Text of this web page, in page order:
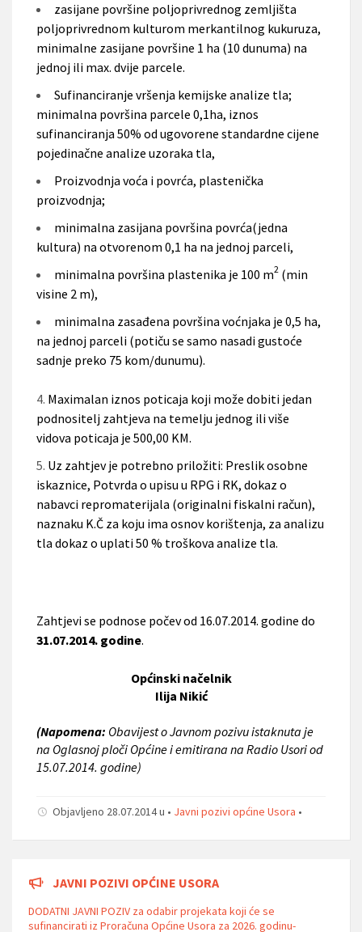
zasijane površine poljoprivrednog zemljišta
poljoprivrednom kulturom merkantilnog kukuruza,
minimalne zasijane površine 1 ha (10 dunuma) na
jednoj ili max. dvije parcele.
Sufinanciranje vršenja kemijske analize tla;
minimalna površina parcele 0,1ha, iznos
sufinanciranja 50% od ugovorene standardne cijene
pojedinačne analize uzoraka tla,
Proizvodnja voća i povrća, plastenička
proizvodnja;
minimalna zasijana površina povrća(jedna
kultura) na otvorenom 0,1 ha na jednoj parceli,
minimalna površina plastenika je 100 m2 (min
visine 2 m),
minimalna zasađena površina voćnjaka je 0,5 ha,
na jednoj parceli (potiču se samo nasadi gustoće
sadnje preko 75 kom/dunumu).
Maximalan iznos poticaja koji može dobiti jedan
podnositelj zahtjeva na temelju jednog ili više
vidova poticaja je 500,00 KM.
Uz zahtjev je potrebno priložiti: Preslik osobne
iskaznice, Potvrda o upisu u RPG i RK, dokaz o
nabavci repromaterijala (originalni fiskalni račun),
naznaku K.Č za koju ima osnov korištenja, za analizu
tla dokaz o uplati 50 % troškova analize tla.
Zahtjevi se podnose počev od 16.07.2014. godine do
31.07.2014. godine.
Općinski načelnik
Ilija Nikić
(Napomena: Obavijest o Javnom pozivu istaknuta je
na Oglasnoj ploči Općine i emitirana na Radio Usori od
15.07.2014. godine)
Objavljeno 28.07.2014 u • Javni pozivi općine Usora •
JAVNI POZIVI OPĆINE USORA
DODATNI JAVNI POZIV za odabir projekata koji će se
sufinancirati iz Proračuna Općine Usora za 2026. godinu-